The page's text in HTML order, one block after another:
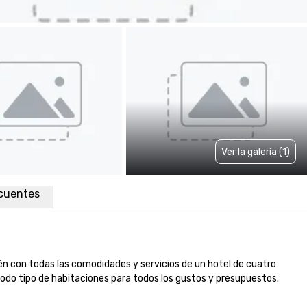
Ver la galería (1)
con todas las comodidades y servicios de un hotel de cuatro
tipo de habitaciones para todos los gustos y presupuestos.